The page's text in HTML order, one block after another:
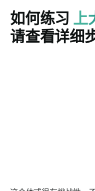
如何练习 上
请查看详细